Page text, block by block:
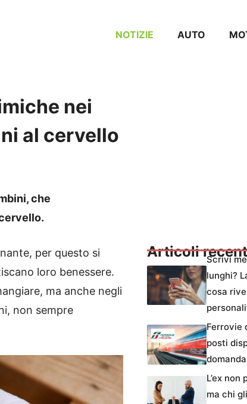
NOTIZIE AUTO
nei
al cervello
che
per questo si
loro benessere.
ma anche negli
non sempre
Articoli
Scrivi
lunghi?
cosa
Ferrovie
posti
domanda
L’ex
ma chi